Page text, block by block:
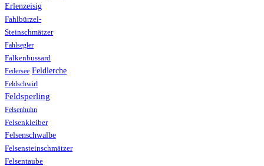
Erlenzeisig
Fahlbürzel-
Steinschmätzer
Fahlsegler
Falkenbussard
Federsee Feldlerche
Feldschwirl
Feldsperling
Felsenhuhn
Felsenkleiber
Felsenschwalbe
Felsensteinschmätzer
Felsentaube